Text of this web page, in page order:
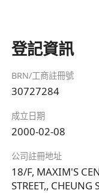
登記資訊
BRN/工商註冊號
30727284
成立日期
2000-02-08
公司註冊地址
18/F, MAXIM'S
STREET,,